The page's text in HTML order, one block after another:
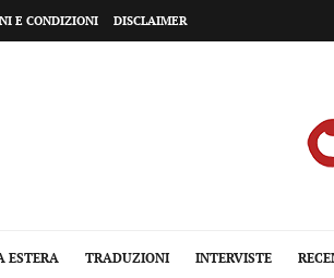
E CONDIZIONI DISCLAIMER
ESTERA TRADUZIONI INTERVISTE